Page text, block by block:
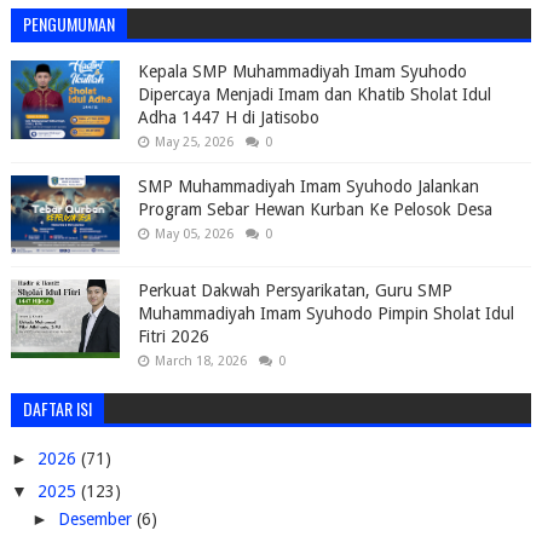
PENGUMUMAN
Kepala SMP Muhammadiyah Imam Syuhodo
Dipercaya Menjadi Imam dan Khatib Sholat Idul
Adha 1447 H di Jatisobo
May 25, 2026 0
SMP Muhammadiyah Imam Syuhodo Jalankan
Program Sebar Hewan Kurban Ke Pelosok Desa
May 05, 2026 0
Perkuat Dakwah Persyarikatan, Guru SMP
Muhammadiyah Imam Syuhodo Pimpin Sholat Idul
Fitri 2026
March 18, 2026 0
DAFTAR ISI
► 2026 (71)
▼ 2025 (123)
► Desember (6)